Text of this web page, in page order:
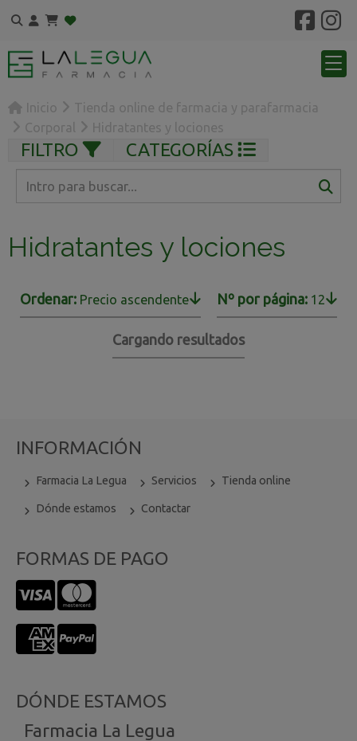
Inicio
Tienda online de farmacia y parafarmacia
Corporal
Hidratantes y lociones
FILTRO CATEGORÍAS
Hidratantes y lociones
Ordenar: Precio ascendente Nº por página: 12
Cargando resultados
INFORMACIÓN
Farmacia La Legua Servicios Tienda online
Dónde estamos Contactar
FORMAS DE PAGO
DÓNDE ESTAMOS
Farmacia La Legua